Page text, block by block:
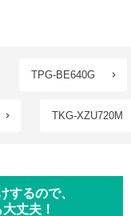
TPG-BE640G
TKG-XZU720M
するので、
丈夫！